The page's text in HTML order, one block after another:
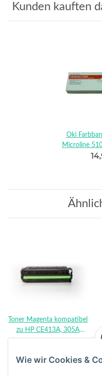
Kunden kauften
Oki
Microline
Toner Magenta kompatibel
zu HP CE413A, 305A
-2600 Seiten
14,90 €*
Wie wir Cookies &